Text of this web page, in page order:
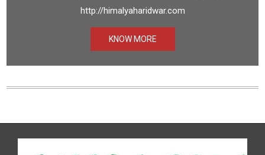
http://himalyaharidwar.com
KNOW MORE